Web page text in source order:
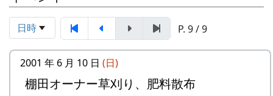
る。
案山子作り
案山子を作って田んぼの畦に立て
る。
万年草挿し木
石垣を飾る万年草の苗を育てるため
画の抽選が行なわれる。
5月19日（日）2002-05-19 棚田オーナー田植
え祭
田植え
水田に入って、苗を手で植える。
6月16日（日）2002-06-16 棚田オーナー草刈
町のホームページでご確認くださ
い。( 加美町 > 加美町棚田オーナー
募集中 > 岩座神棚田オーナー )
3月15日（金）2003-03-15 棚田オーナー選考
会
★ 棚田オーナー選考会
日時 P. 9 / 9
2001 年 6 月 10 日 (日)
棚田オーナー草刈り、肥料散布